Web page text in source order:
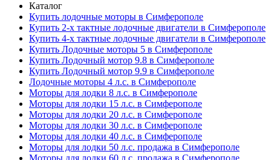
Каталог
Купить лодочные моторы в Симферополе
Купить 2-х тактные лодочные двигатели в Симферополе
Купить 4-х тактные лодочные двигатели в Симферополе
Купить Лодочные моторы 5 в Симферополе
Купить Лодочный мотор 9.8 в Симферополе
Купить Лодочный мотор 9.9 в Симферополе
Лодочные моторы 4 л.с. в Симферополе
Моторы для лодки 8 л.с. в Симферополе
Моторы для лодки 15 л.с. в Симферополе
Моторы для лодки 20 л.с. в Симферополе
Моторы для лодки 30 л.с. в Симферополе
Моторы для лодки 40 л.с. в Симферополе
Моторы для лодки 50 л.с. продажа в Симферополе